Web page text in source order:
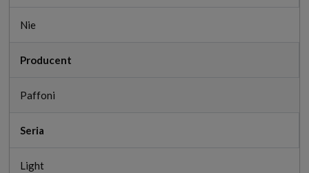
Nie
Producent
Paffoni
Seria
Light